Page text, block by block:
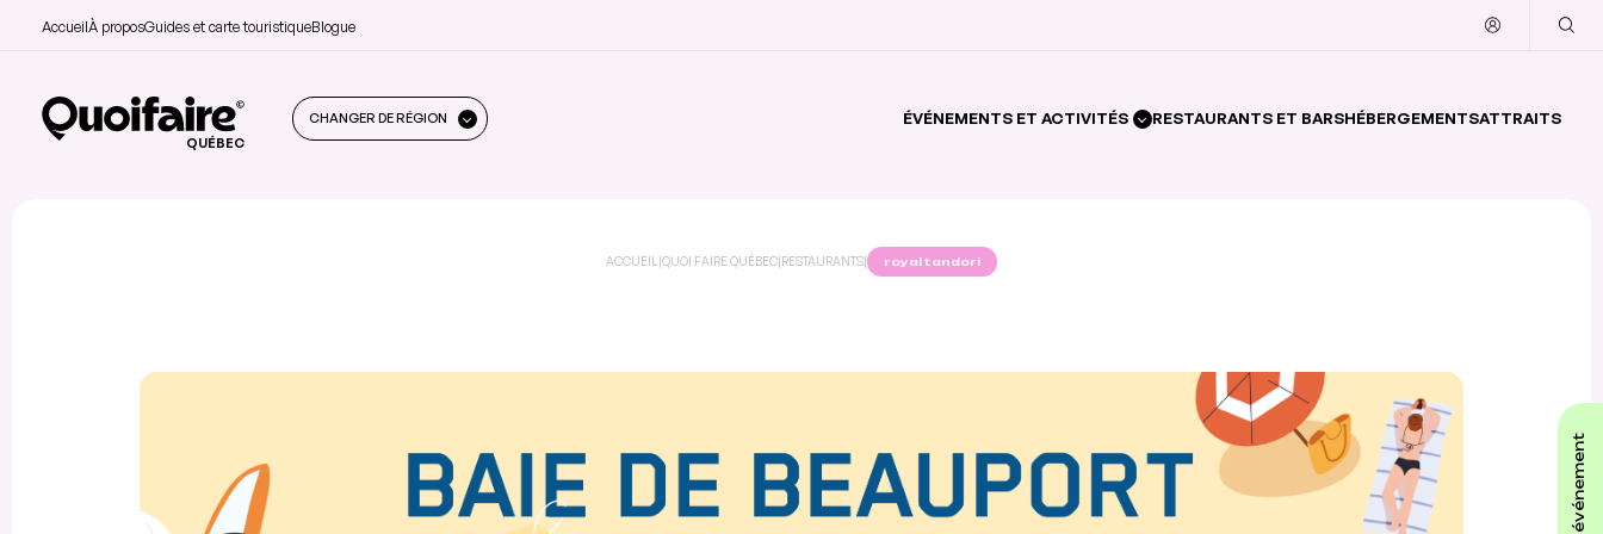
AccueilÀ proposGuides et carte touristiqueBlogue
QUÉBEC
CHANGER DE RÉGION ÉVÉNEMENTS ET ACTIVITÉS RESTAURANTS ET BARSHÉBERGEMENTSATTRAITS
ACCUEIL |QUOI FAIRE QUÉBEC|RESTAURANTS| royal tandori